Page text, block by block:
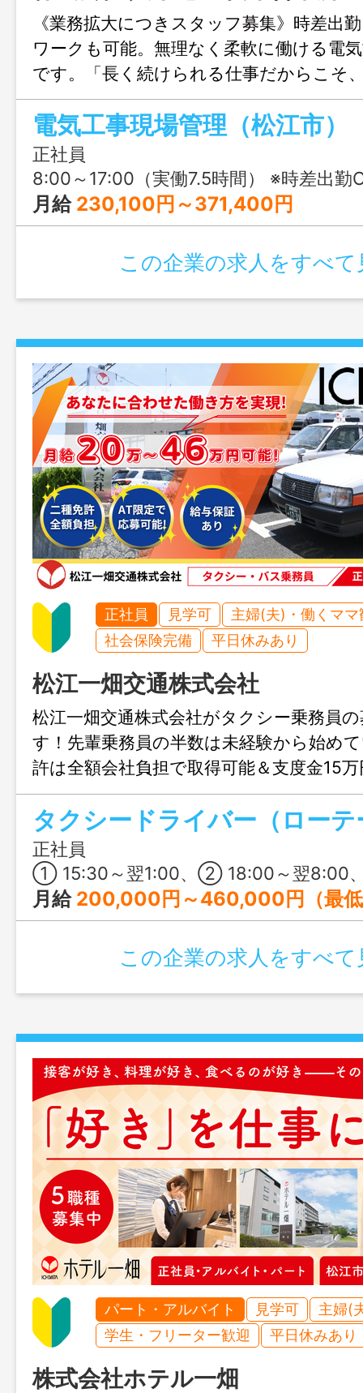
《業務拡大につきスタッフ募集》時差出
ワークも可能。無理なく柔軟に働ける電
です。「長く続けられる仕事だからこそ
境にこだわりたい」そんな方におすすめ
電気工事現場管理（松江市）
正社員
8:00～17:00（実働7.5時間） ※時差出勤OK（就業開始時刻よ
月給 230,100円～371,400円
この企業の求人をすべて
正社員 見学可
主婦(夫)・働くママ
社会保険完備
平日休みあり
松江一畑交通株式会社
松江一畑交通株式会社がタクシー乗務員
す！先輩乗務員の半数は未経験から始め
許は全額会社負担で取得可能＆支度金15
機会に一畑グループの一員になりません
正社員
① 15:30～翌1:00、② 18:00～翌8:00、③ 6:00～19:00、④ 9:00～23:00 ※勤務時間は
月給 200,000円～460,000円（最低
この企業の求人をすべて
パート・アルバイト 見学可
主婦(
学生・フリーター歓迎
平日休みあり
株式会社ホテル一畑